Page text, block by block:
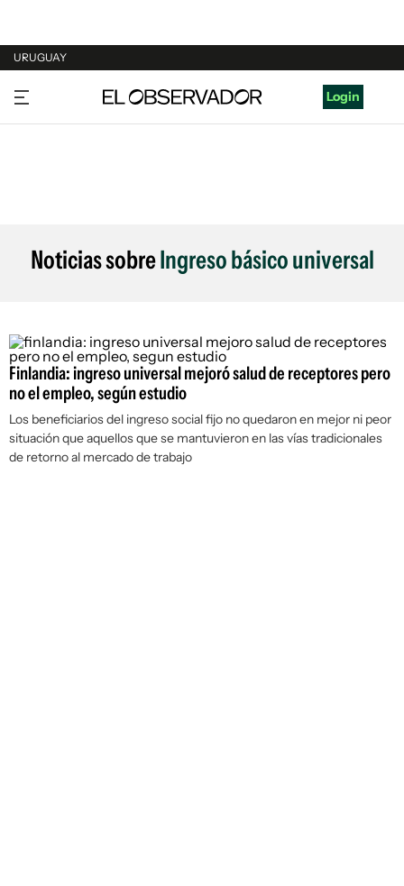
URUGUAY
URUGUAY
ARGENTINA
Login
Noticias sobreIngreso básico universal
Finlandia: ingreso universal mejoró salud de receptores pero
no el empleo, según estudio
Los beneficiarios del ingreso social fijo no quedaron en mejor ni peor
situación que aquellos que se mantuvieron en las vías tradicionales
de retorno al mercado de trabajo